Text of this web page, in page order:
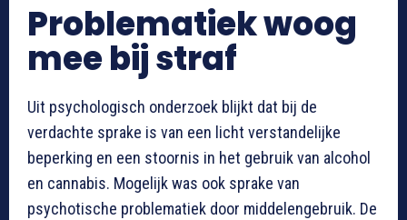
Problematiek woog
mee bij straf
Uit psychologisch onderzoek blijkt dat bij de
verdachte sprake is van een licht verstandelijke
beperking en een stoornis in het gebruik van alcohol
en cannabis. Mogelijk was ook sprake van
psychotische problematiek door middelengebruik. De